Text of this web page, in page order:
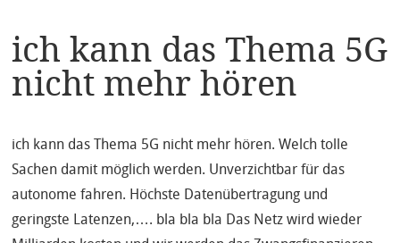
ich kann das Thema 5G
nicht mehr hören
ich kann das Thema 5G nicht mehr hören. Welch tolle
Sachen damit möglich werden. Unverzichtbar für das
autonome fahren. Höchste Datenübertragung und
geringste Latenzen,…. bla bla bla Das Netz wird wieder